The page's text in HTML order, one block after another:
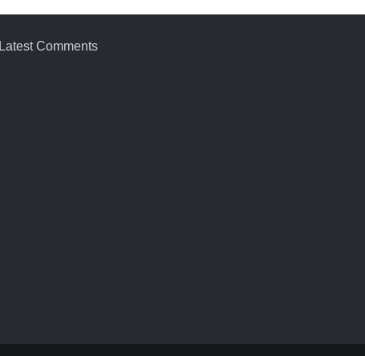
Latest Comments